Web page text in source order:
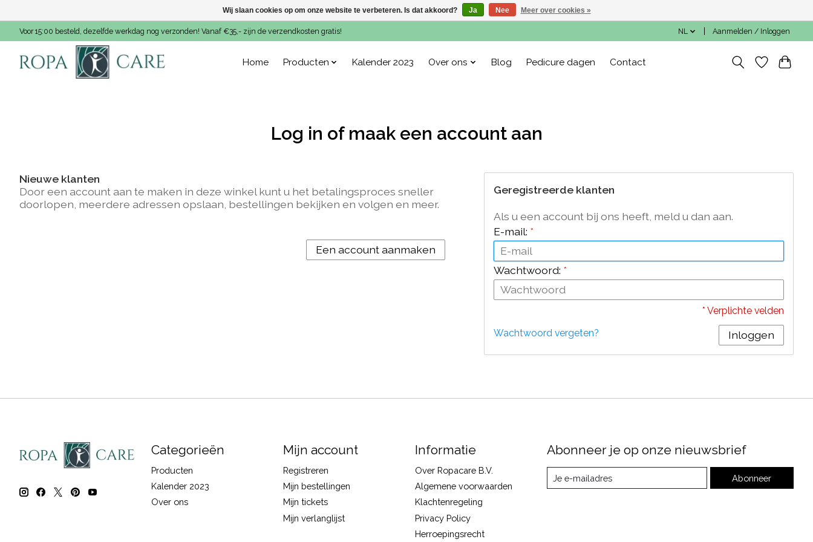
Voor 15:00 besteld, dezelfde werkdag nog verzonden! Vanaf €35,- zijn de verzendkosten gratis! NL Aanmelden / Inloggen
Home Producten Kalender 2023 Over ons Blog Pedicure dagen Contact
Log in of maak een account aan
Nieuwe klanten
Door een account aan te maken in deze winkel kunt u het betalingsproces sneller
doorlopen, meerdere adressen opslaan, bestellingen bekijken en volgen en meer.
Een account aanmaken
Geregistreerde klanten
Als u een account bij ons heeft, meld u dan aan.
E-mail: *
Wachtwoord: *
* Verplichte velden
Wachtwoord vergeten?
Inloggen
Categorieën
Producten
Kalender 2023
Over ons
Mijn account
Registreren
Mijn bestellingen
Mijn tickets
Mijn verlanglijst
Informatie
Over Ropacare B.V.
Algemene voorwaarden
Klachtenregeling
Privacy Policy
Herroepingsrecht
Abonneer je op onze nieuwsbrief
Abonneer
Wij slaan cookies op om onze website te verbeteren. Is dat akkoord? Ja Nee Meer over cookies »